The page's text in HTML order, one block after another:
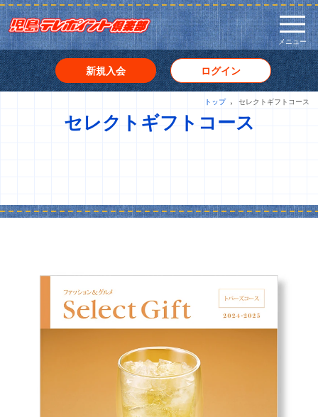
メニュー
新規入会 ログイン
トップ セレクトギフトコース
セレクトギフトコース